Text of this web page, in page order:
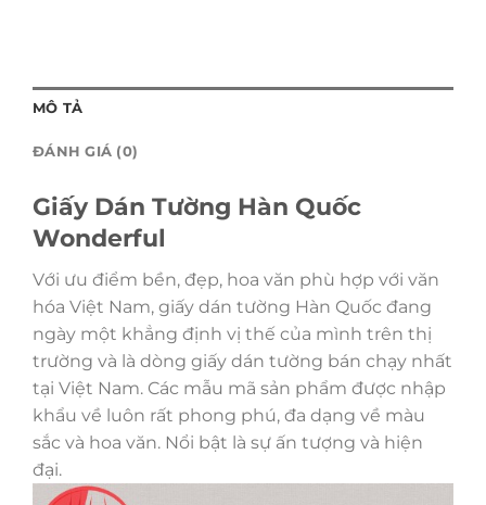
MÔ TẢ
ĐÁNH GIÁ (0)
Giấy Dán Tường Hàn Quốc
Wonderful
Với ưu điểm bền, đẹp, hoa văn phù hợp với văn
hóa Việt Nam, giấy dán tường Hàn Quốc đang
ngày một khẳng định vị thế của mình trên thị
trường và là dòng giấy dán tường bán chạy nhất
tại Việt Nam. Các mẫu mã sản phẩm được nhập
khẩu về luôn rất phong phú, đa dạng về màu
sắc và hoa văn. Nổi bật là sự ấn tượng và hiện
đại.